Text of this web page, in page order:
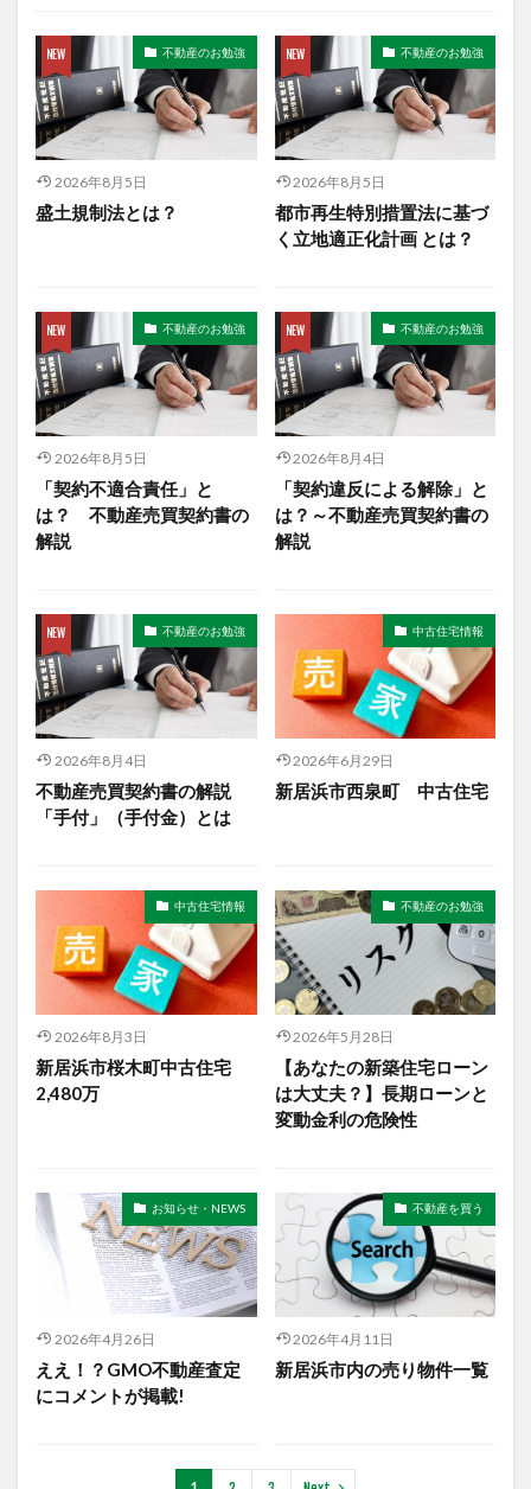
Uncategorized
不動産のお勉強
2026年8月5日
盛土規制法とは？
不動産のお勉強
2026年8月5日
都市再生特別措置法に基づ
く立地適正化計画 とは？
不動産のお勉強
2026年8月5日
「契約不適合責任」と
は？ 不動産売買契約書の
解説
不動産のお勉強
2026年8月4日
「契約違反による解除」と
は？～不動産売買契約書の
解説
不動産のお勉強
2026年8月4日
不動産売買契約書の解説
「手付」（手付金）とは
中古住宅情報
2026年6月29日
新居浜市西泉町 中古住宅
中古住宅情報
2026年8月3日
新居浜市桜木町中古住宅
2,480万
不動産のお勉強
2026年5月28日
【あなたの新築住宅ローン
は大丈夫？】長期ローンと
変動金利の危険性
お知らせ・NEWS
2026年4月26日
ええ！？GMO不動産査定
にコメントが掲載!
不動産を買う
2026年4月11日
新居浜市内の売り物件一覧